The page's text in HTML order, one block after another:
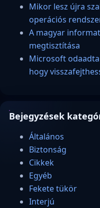
Mikor lesz újra
operációs
A magyar
megtisztítása
Microsoft
hogy
Bejegyzések
Általános
Biztonság
Cikkek
Egyéb
Fekete tükör
Interjú